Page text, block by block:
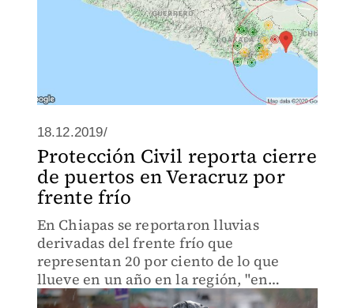
18.12.2019/
Protección Civil reporta cierre
de puertos en Veracruz por
frente frío
En Chiapas se reportaron lluvias
derivadas del frente frío que
representan 20 por ciento de lo que
llueve en un año en la región, "en
cuestión de horas".